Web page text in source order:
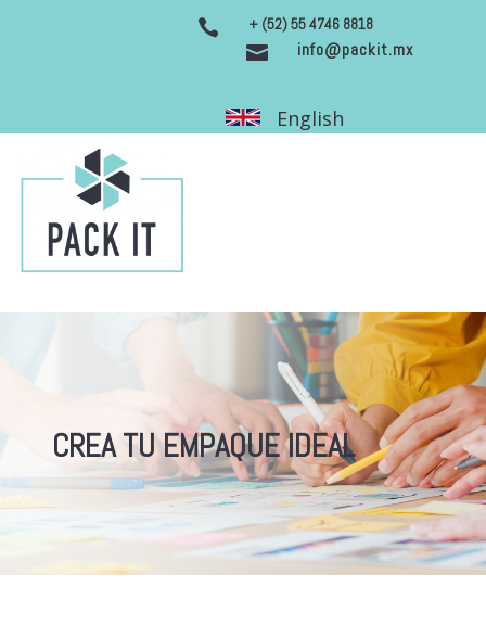
 + (52) 55 4746 8818
 info@packit.mx
English
CREA TU EMPAQUE IDEAL